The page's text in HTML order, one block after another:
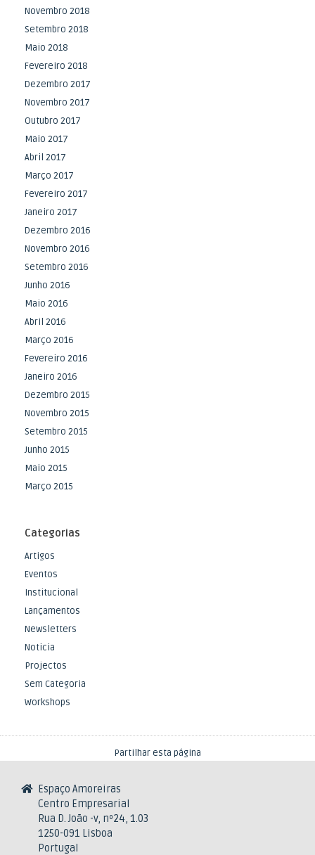
Novembro 2018
Setembro 2018
Maio 2018
Fevereiro 2018
Dezembro 2017
Novembro 2017
Outubro 2017
Maio 2017
Abril 2017
Março 2017
Fevereiro 2017
Janeiro 2017
Dezembro 2016
Novembro 2016
Setembro 2016
Junho 2016
Maio 2016
Abril 2016
Março 2016
Fevereiro 2016
Janeiro 2016
Dezembro 2015
Novembro 2015
Setembro 2015
Junho 2015
Maio 2015
Março 2015
Categorias
Artigos
Eventos
Institucional
Lançamentos
Newsletters
Noticia
Projectos
Sem Categoria
Workshops
Partilhar esta página
Espaço Amoreiras
Centro Empresarial
Rua D. João -v, nº24, 1.03
1250-091 Lisboa
Portugal